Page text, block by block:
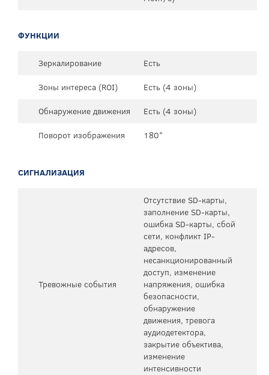
ФУНКЦИИ
Зеркалирование
Есть
Зоны интереса (ROI)
Есть (4 зоны)
Обнаружение движения
Есть (4 зоны)
Поворот изображения
180°
СИГНАЛИЗАЦИЯ
Тревожные события
Отсутствие SD-карты,
заполнение SD-карты,
ошибка SD-карты, сбой
сети, конфликт IP-
адресов,
несанкционированный
доступ, изменение
напряжения, ошибка
безопасности,
обнаружение
движения, тревога
аудиодетектора,
закрытие объектива,
изменение
интенсивности